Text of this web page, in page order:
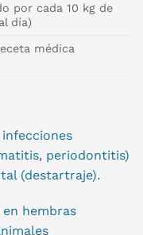
por cada 10 kg de
día)
médica
periodontitis)
(destartraje).
hembras